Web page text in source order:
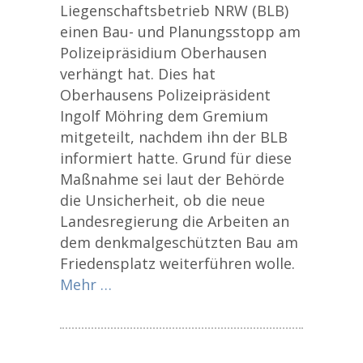
Liegenschaftsbetrieb NRW (BLB)
einen Bau- und Planungsstopp am
Polizeipräsidium Oberhausen
verhängt hat. Dies hat
Oberhausens Polizeipräsident
Ingolf Möhring dem Gremium
mitgeteilt, nachdem ihn der BLB
informiert hatte. Grund für diese
Maßnahme sei laut der Behörde
die Unsicherheit, ob die neue
Landesregierung die Arbeiten an
dem denkmalgeschützten Bau am
Friedensplatz weiterführen wolle.
Mehr …